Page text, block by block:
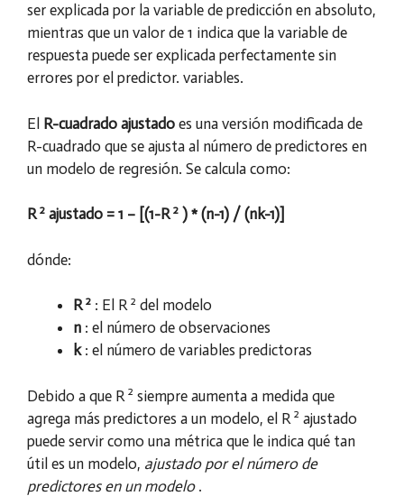
ser explicada por la variable de predicción en absoluto,
mientras que un valor de 1 indica que la variable de
respuesta puede ser explicada perfectamente sin
errores por el predictor. variables.
El R-cuadrado ajustado es una versión modificada de
R-cuadrado que se ajusta al número de predictores en
un modelo de regresión. Se calcula como:
R2 ajustado = 1 – [(1-R2 ) * (n-1) / (nk-1)]
dónde:
R2 : El R 2 del modelo
n : el número de observaciones
k: el número de variables predictoras
Debido a que R 2 siempre aumenta a medida que
agrega más predictores a un modelo, el R 2 ajustado
puede servir como una métrica que le indica qué tan
útil es un modelo, ajustado por el número de
predictores en un modelo.